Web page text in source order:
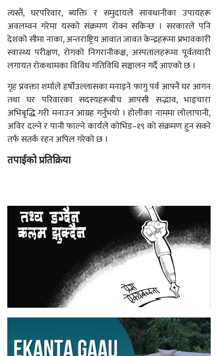
त्यस्तैं, घरपरिवार, ब्यक्ति र समुदायले सावधानीका उपायहरू
अवलम्वन गरेमा यस्को संक्रमण रोक्न सकिन्छ । सरकारले पनि
देशको सीमा नाका, अन्तराष्ट्रिय आवात जावत केन्द्रहरूमा प्रभावकारी
स्वास्थ्य परीक्षण, रोगको निगरानीकक्ष, अस्पतालहरूमा पूर्वतयारी
लगायत रोकथामका विविध गतिविधि सञ्चालन गर्दै आएको छ ।
गृह प्रवक्ता शर्माले हर्षोउल्लासका मनाइने फागु पर्व आफ्नै घर आगन
तथा घर परिवारका सदस्यहरूबीच आपसी सद्भाव, भाइचारा
अभिबृद्धि गरी मनाउन आग्रह गर्नुभयो । होलीका नाममा लोलापानी,
अविर दल्ने र पानी फाल्ने कार्यले कोभिड–१९ को संक्रमण हुन सक्ने
तर्फ सतर्क रहन अपिल गरेको छ ।
तपाईको प्रतिक्रिया